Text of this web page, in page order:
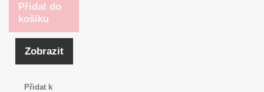
Přidat do
košíku
Zobrazit
Přidat k